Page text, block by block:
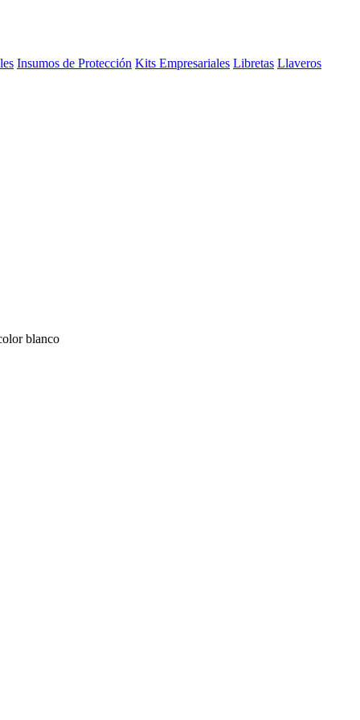
Insumos de Protección Kits Empresariales Libretas Llaveros
blanco